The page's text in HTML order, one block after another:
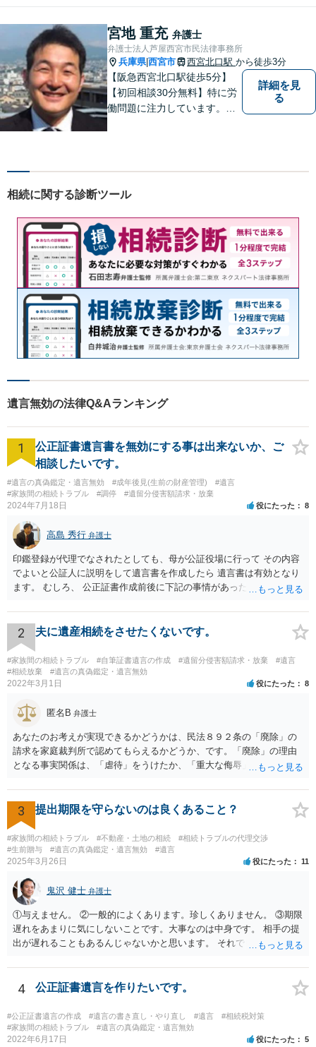
丁寧な対応、アドバイスをさ
せていただきます。
宮地 重充 弁護士
弁護士法人芦屋西宮市民法律事務所
兵庫県|西宮市 西宮北口駅 から徒歩3分
【阪急西宮北口駅徒歩5分】
【初回相談30分無料】特に労
働問題に注力しています。残
民事事件，家事事件，刑事事
す。
詳細を見
る
相続に関する診断ツール
遺言無効の法律Q&Aランキング
1
公正証書遺言書を無効にする事は出来ないか、ご
相談したいです。
#遺言の真偽鑑定・遺言無効 #成年後見(生前の財産管理)
#遺言
#家族間の相続トラブル
#調停 #遺留分侵害額請求・放棄
2024年7月18日 役にたった 8
高島 秀行 弁護士
印鑑登録が代理でなされたとしても、母が公証役場に行って その内容
でよいと公証人に説明をして遺言書を作成したら 遺言書は有効となり
ます。 むしろ、 公正証書作成前後に下記の事情があったことが証明で
月に携帯が新しくなった母からの第一声は「ここにいたら殺される」
「面会に来てくれ」で、長男に聞くと「面会は出来ない。俺は携帯電
話の使い方を教える為に会っている」「母の話は聞かなくて良い」と
電話が切れました。その後の電話でも「食事に毒が入っている」「体
にチップが埋められている」等、おかしかったです。 当時の診療記
録、介護認定の資料、介護記録を取得して 弁護士に面談で相談された
2 夫に遺産相続をさせたくないです。
#家族間の相続トラブル #自筆証書遺言の作成 #遺留分侵害額請求・放棄
#遺言
#相続放棄
#遺言の真偽鑑定・遺言無効
2022年3月1日 役にたった 8
匿名B 弁護士
あなたのお考えが実現できるかどうかは、民法８９２条の「廃除」の
請求を家庭裁判所で認めてもらえるかどうか、です。「廃除」の理由
となる事実関係は、「虐待」をうけたか、「重大な侮辱」を受けた
「廃除」は遺言でも可能です（民法８９３条）。 弁護士に具体的な事
情を話して相談して、「廃除」が可能か、実際に法律相談を受けるこ
とをお勧めします。
3 提出期限を守らないのは良くあること？
#家族間の相続トラブル #不動産・土地の相続
#相続トラブルの代理交渉
#生前贈与
#遺言の真偽鑑定・遺言無効 #遺言
2025年3月26日 役にたった 11
鬼沢 健士 弁護士
①与えません。 ②一般的によくあります。珍しくありません。 ③期限
遅れをあまりに気にしないことです。大事なのは中身です。 相手の提
出が遅れることもあるんじゃないかと思います。 それでもあなた有利
4 公正証書遺言を作りたいです。
#公正証書遺言の作成 #遺言の書き直し・やり直し #遺言
#相続税対策
#家族間の相続トラブル
#遺言の真偽鑑定・遺言無効
2022年6月17日 役にたった 5